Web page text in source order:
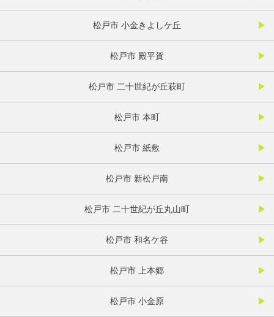
松戸市 小金きよしケ丘
松戸市 殿平賀
松戸市 二十世紀が丘萩町
松戸市 本町
松戸市 紙敷
松戸市 新松戸南
松戸市 二十世紀が丘丸山町
松戸市 和名ケ谷
松戸市 上本郷
松戸市 小金原